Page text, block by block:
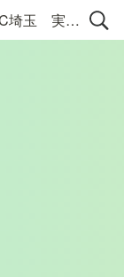
LC埼玉 実貴恵